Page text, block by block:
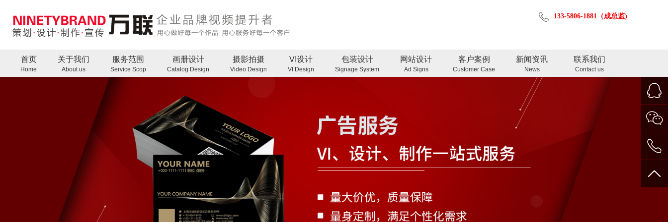
133-5806-1881（成总监)
首页
Home
关于我们
About us
服务范围
Service Scop
画册设计
Catalog Design
摄影拍摄
Video Design
VI设计
VI Design
包装设计
Signage System
网站设计
Ad Signs
客户案例
Customer Case
新闻资讯
News
联系我们
Contact us